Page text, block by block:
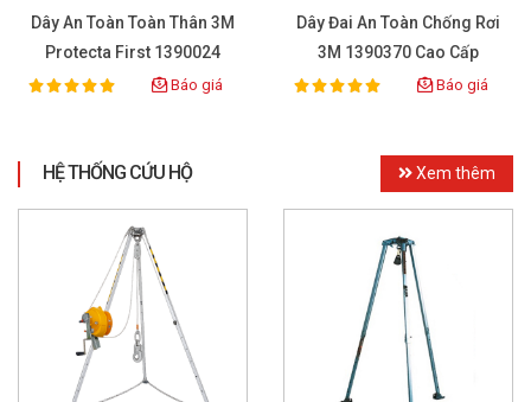
Dây An Toàn Toàn Thân 3M
Protecta First 1390024
Rating:
100% Báo giá
Dây Đai An Toàn Chống Rơi
3M 1390370 Cao Cấp
Rating:
100% Báo giá
HỆ THỐNG CỨU HỘ Xem thêm